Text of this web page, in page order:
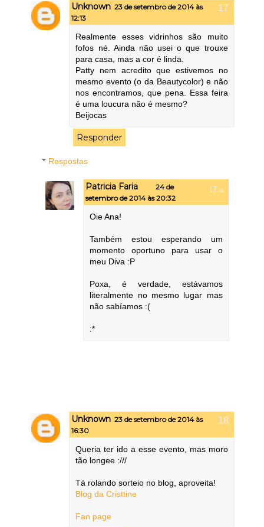
Unknown 23 de setembro de 2014 às
12:13
Realmente esses vidrinhos são muito
fofos né. Ainda não usei o que trouxe
para casa, mas a cor é linda.
Patty nem acredito que estivemos no
mesmo evento (o da Beautycolor) e não
nos encontramos, que pena. Essa feira
é uma loucura não é mesmo?
Beijocas
Responder
Respostas
Patricia Faria
24 de
setembro de 2014 às 20:32
Oie Ana!
Também estou esperando um
momento oportuno para usar o
meu Diva :P
Poxa, é verdade, estávamos
literalmente no mesmo lugar mas
não sabíamos :(
:*
Unknown 23 de setembro de 2014 às
16:30
Queria ter ido a esse evento, mas moro
tão longee :///
Tá rolando sorteio no blog, aproveita!
Blog da Cristtine
Fan page